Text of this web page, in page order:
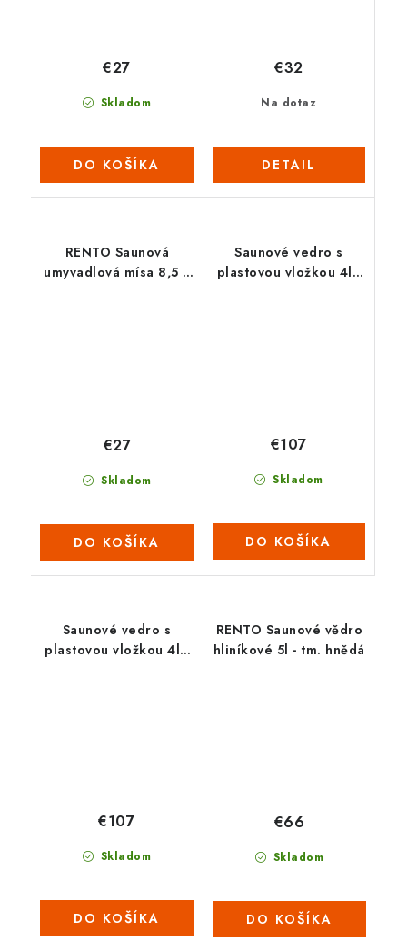
Skladom
€27
DO KOŠÍKA
Na dotaz
€32
DETAIL
RENTO Saunová
umyvadlová mísa 8,5 L
Skladom
€27
DO KOŠÍKA
Saunové vedro s
plastovou vložkou 4l -
Skladom
€107
DO KOŠÍKA
Saunové vedro s
plastovou vložkou 4l -
Skladom
€107
DO KOŠÍKA
RENTO Saunové vědro
hliníkové 5l - tm. hnědá
Skladom
€66
DO KOŠÍKA